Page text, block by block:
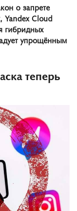
о запрете
Yandex Cloud
гибридных
упрощённым
теперь